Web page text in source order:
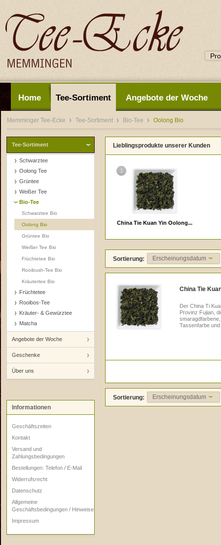
Home Tee-Sortiment Angebote der Woche
Memminger Tee-Ecke Tee-Sortiment Bio-Tee Oolong Bio
Tee-Sortiment
Schwarztee
Oolong Tee
Grüntee
Weißer Tee
Bio-Tee
Schwarztee Bio
Oolong Bio
Grüntee Bio
Weißer Tee Bio
Früchtetee Bio
Rooibush-Tee Bio
Kräutertee Bio
Früchtetee
Rooibos-Tee
Kräuter- & Gewürztee
Matcha
Angebote der Woche
Geschenke
Über uns
Informationen
Geschäftszeiten
Kontakt
Versand und
Zahlungsbedingungen
Bestellungen: Telefon / E-Mail
Widerrufsrecht
Datenschutz
Allgemeine
Geschäftsbedingungen / Hinweise
Impressum
Lieblingsprodukte unserer Kunden
1
China Tie Kuan Yin Oolong...
Sortierung: Erscheinungsdatum
China Tie
Der China Ti
Provinz Fujian,
Tassenfarbe und
Sortierung: Erscheinungsdatum